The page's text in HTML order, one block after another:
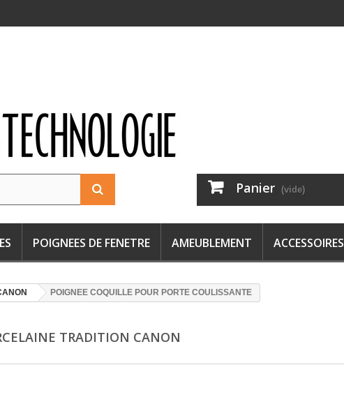
Panier (vide)
POIGNEES DE FENETRE AMEUBLEMENT ACCESSOIRES
POIGNEE COQUILLE POUR PORTE COULISSANTE
TRADITION CANON